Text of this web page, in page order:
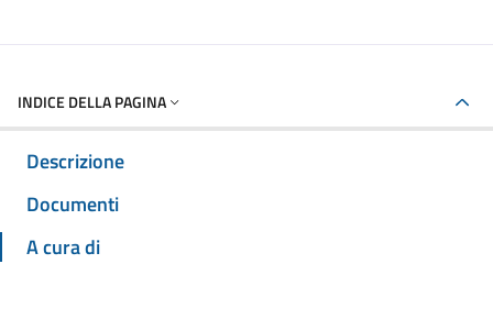
INDICE DELLA PAGINA
Descrizione
Documenti
A cura di